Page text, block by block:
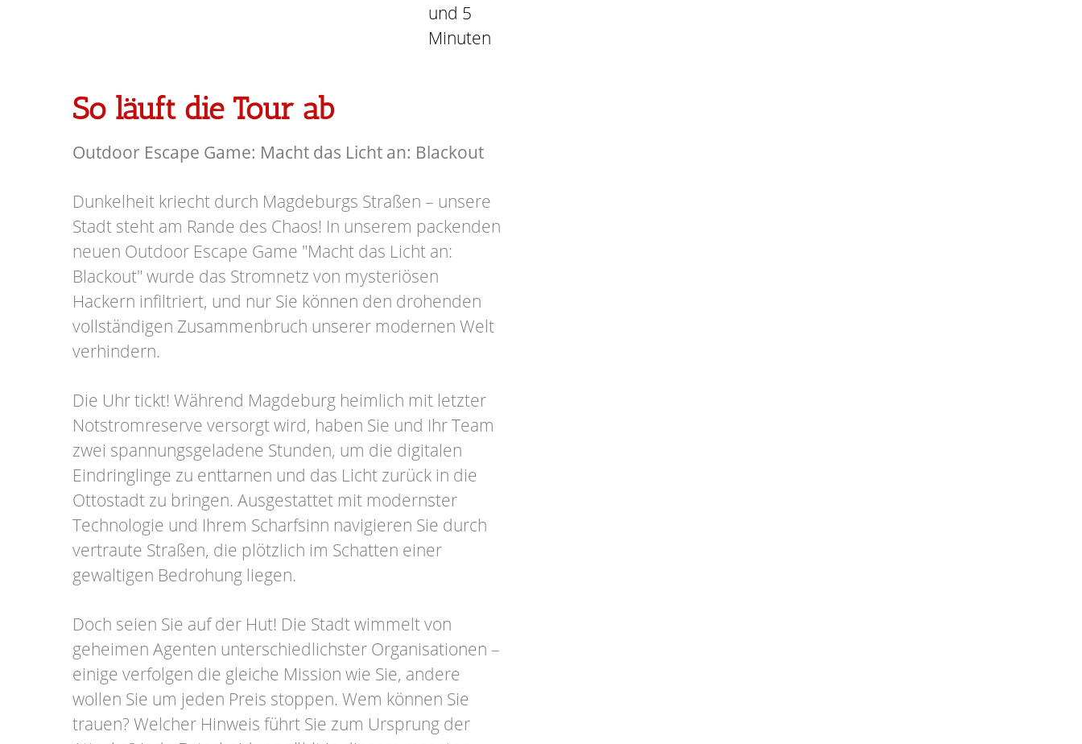
und 5
Minuten
So läuft die Tour ab
Outdoor Escape Game: Macht das Licht an: Blackout
Dunkelheit kriecht durch Magdeburgs Straßen – unsere
Stadt steht am Rande des Chaos! In unserem packenden
neuen Outdoor Escape Game "Macht das Licht an:
Blackout" wurde das Stromnetz von mysteriösen
Hackern infiltriert, und nur Sie können den drohenden
vollständigen Zusammenbruch unserer modernen Welt
verhindern.
Die Uhr tickt! Während Magdeburg heimlich mit letzter
Notstromreserve versorgt wird, haben Sie und Ihr Team
zwei spannungsgeladene Stunden, um die digitalen
Eindringlinge zu enttarnen und das Licht zurück in die
Ottostadt zu bringen. Ausgestattet mit modernster
Technologie und Ihrem Scharfsinn navigieren Sie durch
vertraute Straßen, die plötzlich im Schatten einer
gewaltigen Bedrohung liegen.
Doch seien Sie auf der Hut! Die Stadt wimmelt von
geheimen Agenten unterschiedlichster Organisationen –
einige verfolgen die gleiche Mission wie Sie, andere
wollen Sie um jeden Preis stoppen. Wem können Sie
trauen? Welcher Hinweis führt Sie zum Ursprung der